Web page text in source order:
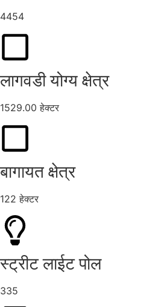
4454
लागवडी योग्य क्षेत्र
1529.00 हेक्टर
बागायत क्षेत्र
122 हेक्टर
स्ट्रीट लाईट पोल
335